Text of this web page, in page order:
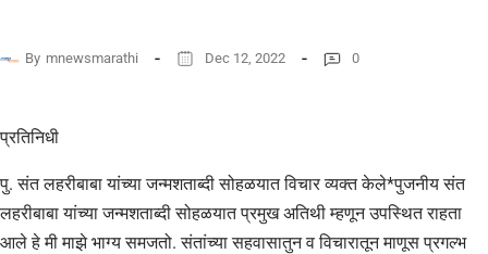
By mnewsmarathi Dec 12, 2022 0
प्रतिनिधी
पु. संत लहरीबाबा यांच्‍या जन्‍मशताब्‍दी सोहळयात विचार व्‍यक्‍त केले*पुजनीय संत
लहरीबाबा यांच्‍या जन्‍मशताब्‍दी सोहळयात प्रमुख अतिथी म्‍हणून उपस्थित राहता
आले हे मी माझे भाग्‍य समजतो. संतांच्‍या सहवासातुन व विचारातून माणूस प्रगल्‍भ